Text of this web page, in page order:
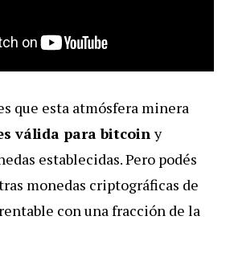
que esta atmósfera minera
válida para bitcoiny
establecidas. Pero podés
monedas criptográficas de
con una fracción de la